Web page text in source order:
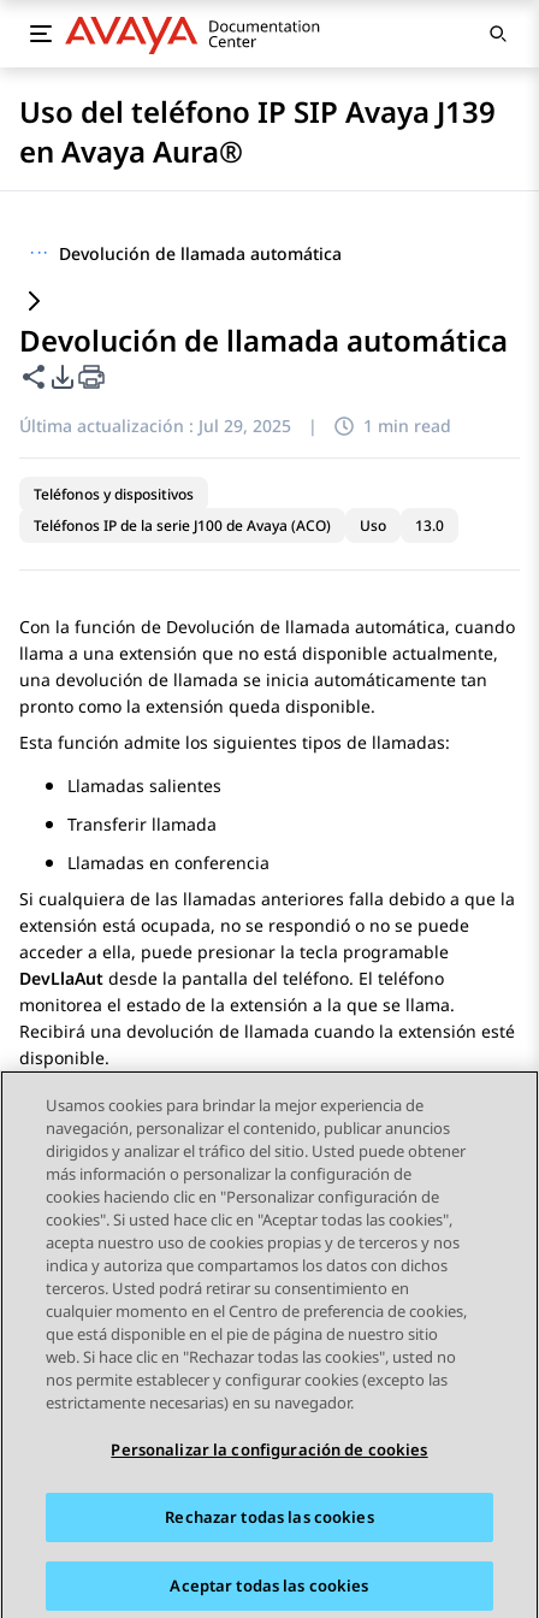
Uso del teléfono IP SIP Avaya J139
en Avaya Aura®
··· Devolución de llamada automática
Devolución de llamada automática
Compartir esta página
Opciones de exportación de PDF
Última actualización : Jul 29, 2025 | 1 min read
Teléfonos y dispositivos
Teléfonos IP de la serie J100 de Avaya (ACO)
Uso 13.0
Con la función de Devolución de llamada automática, cuando
llama a una extensión que no está disponible actualmente,
una devolución de llamada se inicia automáticamente tan
pronto como la extensión queda disponible.
Esta función admite los siguientes tipos de llamadas:
Llamadas salientes
Transferir llamada
Llamadas en conferencia
Si cualquiera de las llamadas anteriores falla debido a que la
extensión está ocupada, no se respondió o no se puede
acceder a ella, puede presionar la tecla programable
DevLlaAut desde la pantalla del teléfono. El teléfono
monitorea el estado de la extensión a la que se llama.
Recibirá una devolución de llamada cuando la extensión esté
disponible.
Send Feedback
Navegación de tema
Tema anterior Tema siguiente
STAY CONNECTED
Mapa del sitio Condiciones de Uso
Privacidad
Política de Cookies
Marcas registradas
© 2026 Avaya LLC
Usamos cookies para brindar la mejor experiencia de
navegación, personalizar el contenido, publicar anuncios
dirigidos y analizar el tráfico del sitio. Usted puede obtener
más información o personalizar la configuración de
cookies haciendo clic en "Personalizar configuración de
cookies". Si usted hace clic en "Aceptar todas las cookies",
acepta nuestro uso de cookies propias y de terceros y nos
indica y autoriza que compartamos los datos con dichos
terceros. Usted podrá retirar su consentimiento en
cualquier momento en el Centro de preferencia de cookies,
que está disponible en el pie de página de nuestro sitio
web. Si hace clic en "Rechazar todas las cookies", usted no
nos permite establecer y configurar cookies (excepto las
estrictamente necesarias) en su navegador.
Personalizar la configuración de cookies
Rechazar todas las cookies
Aceptar todas las cookies